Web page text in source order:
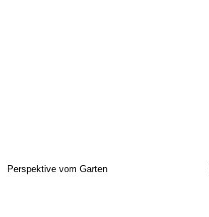
Perspektive vom Garten